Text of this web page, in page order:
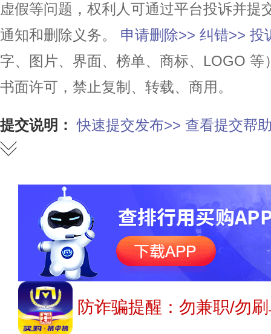
虚假等问题，权利人可通过平台投诉并提
通知和删除义务。
申请删除>> 纠错>> 投
字、图片、界面、榜单、商标、LOGO
书面许可，禁止复制、转载、商用。
提交说明： 快速提交发布>> 查看提交帮
防诈骗提醒：勿兼职/勿